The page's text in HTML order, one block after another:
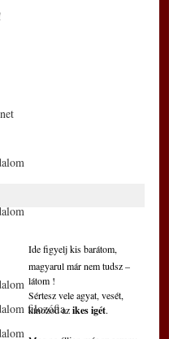
filozófia
Ide figyelj kis barátom,
magyarul már nem tudsz –
látom !
Sértesz vele agyat, vesét,
kínozod az ikes igét.